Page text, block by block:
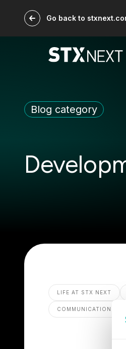
Go back to
Blog category
LIFE AT STX NEXT
COMMUNICATION